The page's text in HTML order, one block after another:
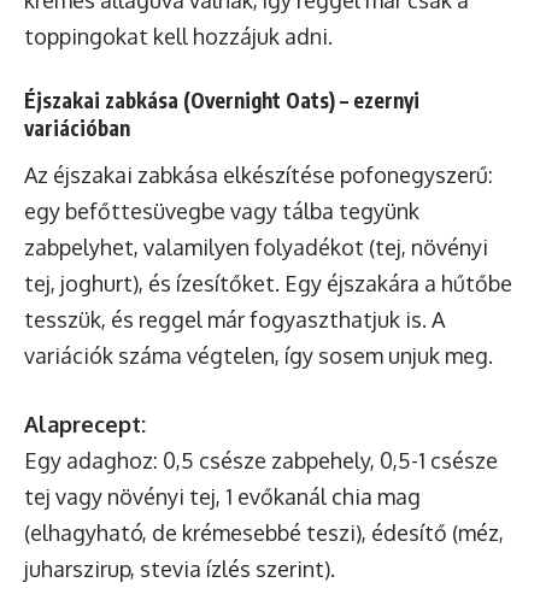
toppingokat kell hozzájuk adni.
Éjszakai zabkása (Overnight Oats) – ezernyi
variációban
Az éjszakai zabkása elkészítése pofonegyszerű:
egy befőttesüvegbe vagy tálba tegyünk
zabpelyhet, valamilyen folyadékot (tej, növényi
tej, joghurt), és ízesítőket. Egy éjszakára a hűtőbe
tesszük, és reggel már fogyaszthatjuk is. A
variációk száma végtelen, így sosem unjuk meg.
Alaprecept:
Egy adaghoz: 0,5 csésze zabpehely, 0,5-1 csésze
tej vagy növényi tej, 1 evőkanál chia mag
(elhagyható, de krémesebbé teszi), édesítő (méz,
juharszirup, stevia ízlés szerint).